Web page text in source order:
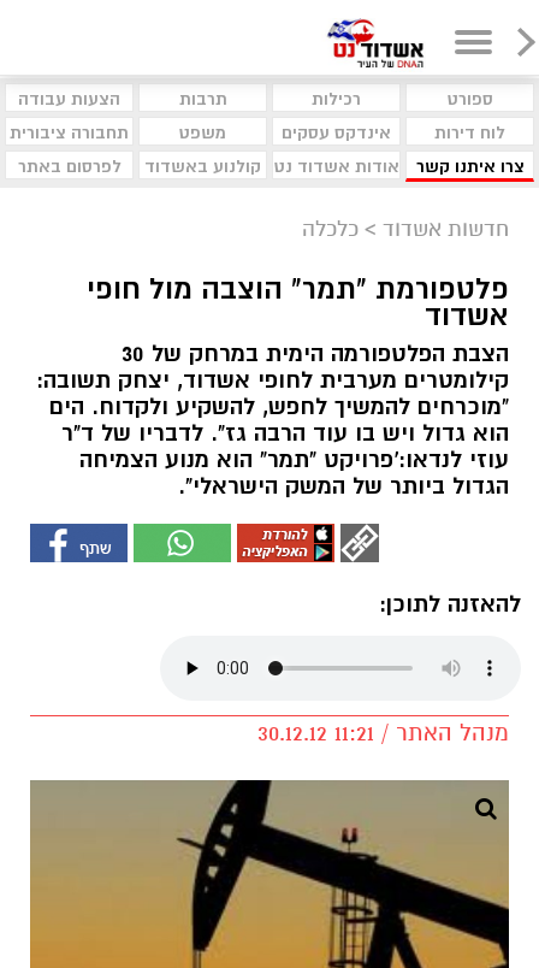
ספורט רכילות תרבות
הצעות עבודה
לוח דירות
אינדקס עסקים משפט
תחבורה ציבורית
צרו איתנו קשר
אודות אשדוד נט קולנוע באשדוד לפרסום באתר
חדשות אשדוד > כלכלה
פלטפורמת "תמר" הוצבה מול חופי
אשדוד
הצבת הפלטפורמה הימית במרחק של 30
קילומטרים מערבית לחופי אשדוד, יצחק תשובה:
"מוכרחים להמשיך לחפש, להשקיע ולקדוח. הים
הוא גדול ויש בו עוד הרבה גז". לדבריו של ד"ר
עוזי לנדאו:'פרויקט "תמר" הוא מנוע הצמיחה
הגדול ביותר של המשק הישראלי".
להאזנה לתוכן:
מנהל האתר / 11:21 30.12.12